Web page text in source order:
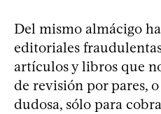
Del mismo almácigo
editoriales
artículos y libros que
de revisión por pares,
dudosa, sólo para